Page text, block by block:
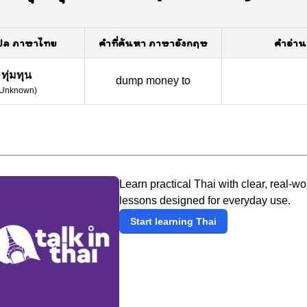
ภาษาไทย คำที่ค้นหา ภาษาอังกฤษ คำอ่าน
ทุ่มทุน
Unknown)
dump money to
Learn practical Thai with clear, real-
lessons designed for everyday use.
Start learning Thai